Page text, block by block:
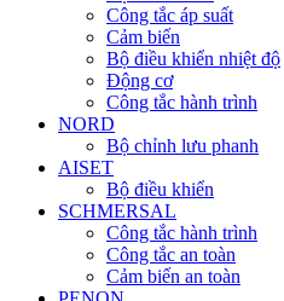
Công tắc áp suất
Cảm biến
Bộ điều khiển nhiệt độ
Động cơ
Công tắc hành trình
NORD
Bộ chỉnh lưu phanh
AISET
Bộ điều khiển
SCHMERSAL
Công tắc hành trình
Công tắc an toàn
Cảm biến an toàn